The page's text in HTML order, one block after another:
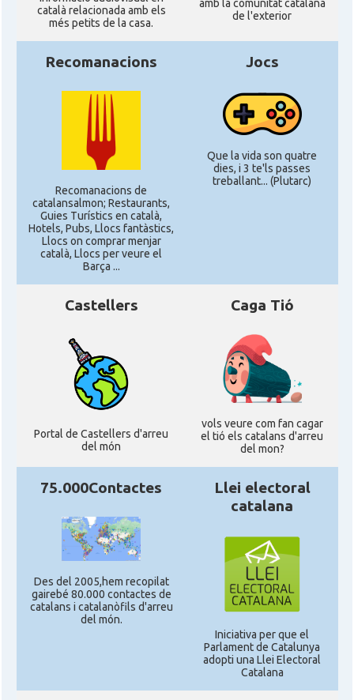
català relacionada amb els
més petits de la casa.
amb la comunitat catalana
de l'exterior
Recomanacions
Recomanacions de
catalansalmon; Restaurants,
Guies Turístics en català,
Hotels, Pubs, Llocs fantàstics,
Llocs on comprar menjar
català, Llocs per veure el
Barça ...
Jocs
Que la vida son quatre
dies, i 3 te'ls passes
treballant... (Plutarc)
Castellers
Portal de Castellers d'arreu
del món
Caga Tió
vols veure com fan cagar
el tió els catalans d'arreu
del mon?
75.000Contactes
Des del 2005,hem recopilat
gairebé 80.000 contactes de
catalans i catalanòfils d'arreu
del món.
Llei electoral
catalana
Iniciativa per que el
Parlament de Catalunya
adopti una Llei Electoral
Catalana